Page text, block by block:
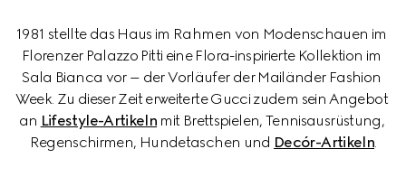
1981 stellte das Haus im Rahmen von Modenschauen im
Florenzer Palazzo Pitti eine Flora-inspirierte Kollektion im
Sala Bianca vor – der Vorläufer der Mailänder Fashion
Week. Zu dieser Zeit erweiterte Gucci zudem sein Angebot
an Lifestyle-Artikeln mit Brettspielen, Tennisausrüstung,
Regenschirmen, Hundetaschen und Decór-Artikeln.